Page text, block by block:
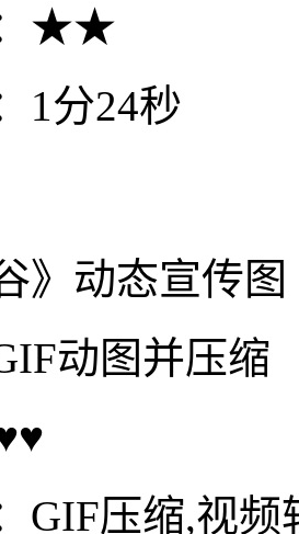
：★★
1分24秒
》动态宣传图